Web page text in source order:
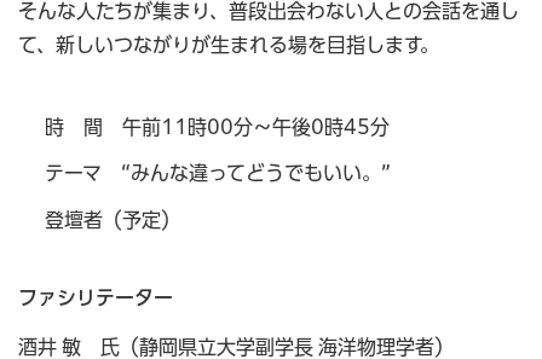
そんな人たちが集まり、普段出会わない人との会話を通し
て、新しいつながりが生まれる場を目指します。
時 間 午前11時00分～午後0時45分
テーマ “みんな違ってどうでもいい。”
登壇者（予定）
ファシリテーター
酒井 敏 氏（静岡県立大学副学長 海洋物理学者）